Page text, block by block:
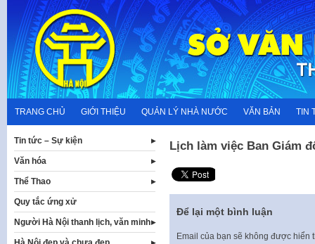
content
TRANG CHỦ GIỚI THIỆU QUẢN LÝ NHÀ NƯỚC VĂN BẢN TIN
Lịch làm việc Ban Giám
Để lại một bình luận
Email của bạn sẽ không được hiển
Tin tức – Sự kiện
Văn hóa
Thể Thao
Quy tắc ứng xử
Người Hà Nội thanh lịch, văn minh